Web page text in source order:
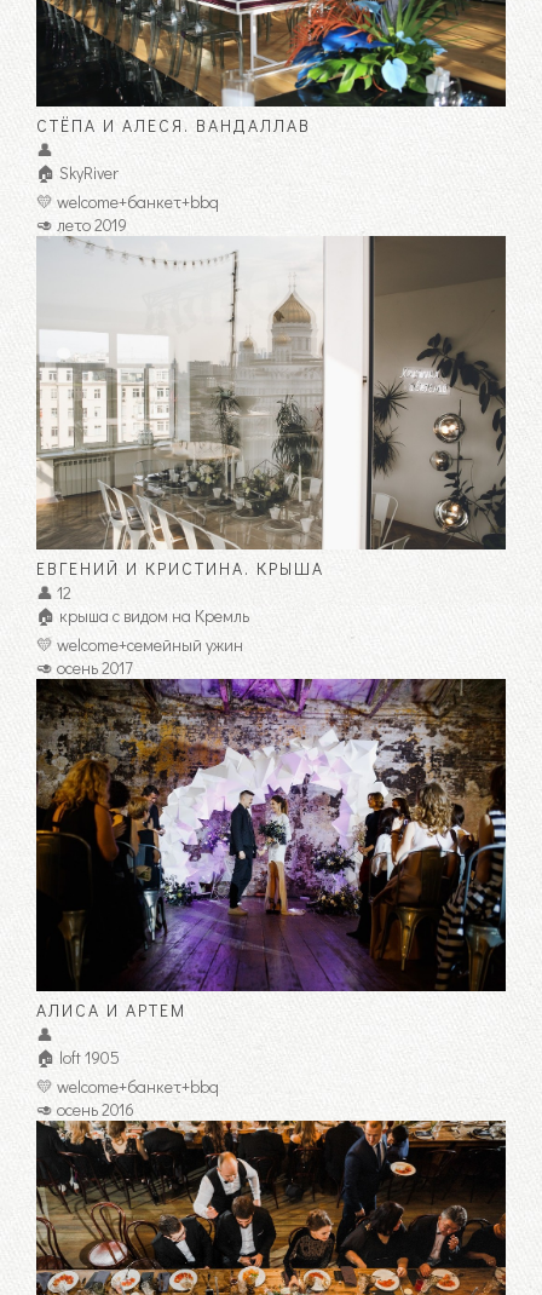
СТЁПА И АЛЕСЯ. ВАНДАЛЛАВ
👤
🏠 SkyRiver
💛 welcome+банкет+bbq
🥑 лето 2019
ЕВГЕНИЙ И КРИСТИНА. КРЫША
👤 12
🏠 крыша с видом на Кремль
💛 welcome+семейный ужин
🥑 осень 2017
АЛИСА И АРТЕМ
👤
🏠 loft 1905
💛 welcome+банкет+bbq
🥑 осень 2016